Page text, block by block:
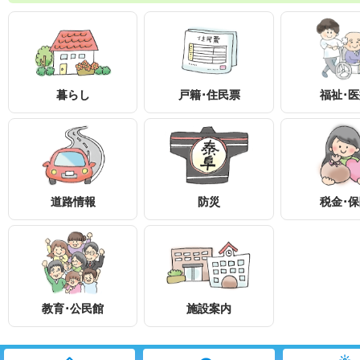
知りたい情報を検索
暮らし 戸籍･住民票 福祉･
道路情報 防災 税金･
教育･公民館 施設案内